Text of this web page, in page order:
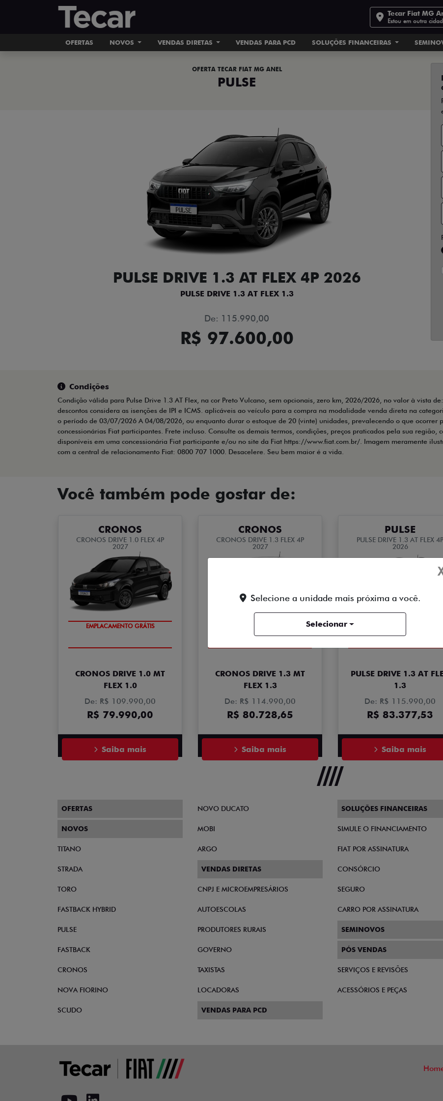
Tecar Fiat MG
Estou em outra
OFERTAS NOVOS VENDAS DIRETAS VENDAS PARA PCD SOLUÇÕES FINANCEIRAS
OFERTA TECAR FIAT MG ANEL
PULSE
PULSE DRIVE 1.3 AT FLEX 4P 2026
PULSE DRIVE 1.3 AT FLEX 1.3
De: 115.990,00
R$ 97.600,00
Condições
Condição válida para Pulse Drive 1.3 AT Flex, na cor Preto Vulcano, sem opcionais, zero km, 2026/2026, no valor à vista
descontos considera as isenções de IPI e ICMS. aplicáveis ao veículo para a compra na modalidade venda direta na
o período de 03/07/2026 A 04/08/2026, ou enquanto durar o estoque de 20 (vinte) unidades, prevalecendo o que ocorrer
concessionárias Fiat participantes. Frete incluso. Consulte os demais termos, condições, preços praticados pela sua região,
disponíveis em uma concessionária Fiat participante e/ou no site da Fiat https://www.fiat.com.br/. Imagem meramente
com a central de relacionamento Fiat: 0800 707 1000. Desacelere. Seu bem maior é a vida.
Você também pode gostar de:
CRONOS
CRONOS DRIVE 1.0 FLEX 4P
2027
EMPLACAMENTO GRÁTIS
CRONOS DRIVE 1.0 MT
FLEX 1.0
De: R$ 109.990,00
R$ 79.990,00
Saiba mais
CRONOS
CRONOS DRIVE 1.3 FLEX 4P
2027
CRONOS DRIVE 1.3 MT
FLEX 1.3
De: R$ 114.990,00
R$ 80.728,65
Saiba mais
PULSE
PULSE DRIVE 1.3 AT FLEX 4P
2026
PULSE DRIVE 1.3 AT
1.3
De: R$ 115.990,00
R$ 83.377,53
Saiba mais
OFERTAS
NOVOS
TITANO
STRADA
TORO
FASTBACK HYBRID
PULSE
FASTBACK
CRONOS
NOVA FIORINO
SCUDO
NOVO DUCATO
MOBI
ARGO
VENDAS DIRETAS
CNPJ E MICROEMPRESÁRIOS
AUTOESCOLAS
PRODUTORES RURAIS
GOVERNO
TAXISTAS
LOCADORAS
VENDAS PARA PCD
SOLUÇÕES FINANCEIRAS
SIMULE O FINANCIAMENTO
FIAT POR ASSINATURA
CONSÓRCIO
SEGURO
CARRO POR ASSINATURA
SEMINOVOS
PÓS VENDAS
SERVIÇOS E REVISÕES
ACESSÓRIOS E PEÇAS
Selecione a unidade mais próxima a você.
Selecionar